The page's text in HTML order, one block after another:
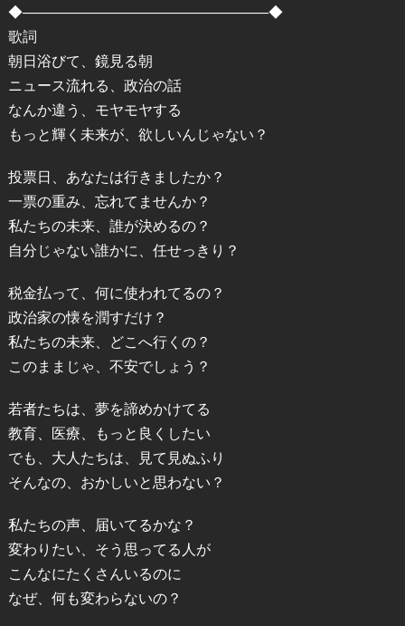
◆―――――――――――――――――◆
歌詞
朝日浴びて、鏡見る朝
ニュース流れる、政治の話
なんか違う、モヤモヤする
もっと輝く未来が、欲しいんじゃない？
投票日、あなたは行きましたか？
一票の重み、忘れてませんか？
私たちの未来、誰が決めるの？
自分じゃない誰かに、任せっきり？
税金払って、何に使われてるの？
政治家の懐を潤すだけ？
私たちの未来、どこへ行くの？
このままじゃ、不安でしょう？
若者たちは、夢を諦めかけてる
教育、医療、もっと良くしたい
でも、大人たちは、見て見ぬふり
そんなの、おかしいと思わない？
私たちの声、届いてるかな？
変わりたい、そう思ってる人が
こんなにたくさんいるのに
なぜ、何も変わらないの？